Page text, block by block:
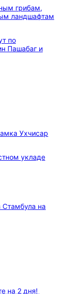
грибам,
ландшафтам
Ухчисар
укладе
на 2 дня!